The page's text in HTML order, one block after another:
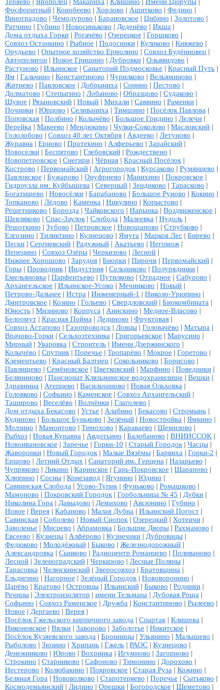
Теряево Ярополец Макариха Клишино Имени Цюрупы
Фосфоритный | Конобеево | Хорлово | Ашитково | Федино |
Виноградово | Чемодурово | Барановское | Цибино | Золотово |
Ратчино | Губино | Новосиньково | Деденёво | Икша |
Дома отдыха Горки | Рогачёво | Озерецкое | Горшково |
Совхоз Останкино | Рыбное | Подосинки | Куликово | Княжево |
Орудьево | Опытное хозяйство Ермолино | Совхоз Будённовец |
Автополигон | Новое Гришино | Дубровки | Ольявидово |
Растуново | Ильинское | Санаторий Подмосковье | Красный Путь |
Ям | Гальчино | Константиново | Чурилково | Вельяминово |
Житнево | Павловское | Добрыниха | Сонино | Пестово |
Долматово | Степыгино | Лобаново | Образцово | Судаково |
Шувое | Рязановский | Новый | Михали | Саввино | Раменки |
Починки | Юрцово | Селиваниха | Тимшино | Посёлок Павлова |
Поповская | Полбино | Колычёво | Большое Гридино | Лелечи |
Верейка | Макеево | Мендюкино | Чулки-Соколово | Масловский |
Гололобово | Совхоз 40 лет Октября | Авдеево | Летуново |
Журавна | Ерново | Протекино | Алферьево | Зарайский |
Новоселки | Беспятово | Глебовский | Рождествено |
Новопетровское | Снегири | Чёрная | Красный Посёлок|
Кострово | Первомайский | Агрогородок| Курсаково | Румянцево |
Павловское | Бужарово | Онуфриево | Манихино | Покровское |
Гидроузла им. Куйбышева | Северный | Зендиково | Тарасково |
Богатищево | Новосёлки | Барабаново | Большое Руново | Кокино |
Топканово | Лёдово | Каменка | Никулино | Корыстово |
Решетниково | Борозда | Чайковского | Нарынка | Воздвиженское |
Шевляково | Спас-Заулок| Слобода | Малеевка | Нудоль |
Решоткино | Зубово | Петровское | Новощапово | Струбково |
Елгозино | Тиликтино | Кузнецово | Ямуга | Марков Лес | Бирево |
Пески | Сергиевский | Радужный | Акатьево | Негомож|
Непецино | Совхоз Озёры | Черкизово | Лесной |
Нижнее Хорошово | Зарудня | Биорки | Пирочи | Первомайский |
Горы | Проводник| Индустрия | Сельниково | Полурядинки |
Емельяновка | Парфентьево | Путилково | Отрадное | Сабурово |
Архангельское | Ильинское-Усово | Мечниково | Новый |
Петрово-Дальнее | Истра | Инженерный-1 | Николо-Урюпино |
Дмитровское | Козино | Гольево | Свердловский | Биокомбината |
Юность | Мизиново | Корпуса | Анискино | Медное-Власово |
Белоомут | Красная Пойма | Дединово | Фруктовая |
Совхоз Астапово | Газопроводск| Ловцы | Головачёво | Матыра |
Врачово-Горки | Сельхозтехника | Григорьевское | Марусино |
Мирный | Уваровка | Строитель | Имени Дзержинского |
Колычёво | Спутник| Поречье | Тропарёво | Мокрое | Горетово |
Клементьево | Красный Балтиец | Сокольниково | Борисово |
Павлищево | Семёновское | Цветковский | Марфино | Поведники |
Беляниново | Пансионат Клязьминское водохранилище | Вешки |
Здравница | Атепцево | Васильчиново | Новая Ольховка |
Головково | Софьино | Каменское | Совхоз Архангельский |
Таширово | Веселёво | Волчёнки | Глаголево |
Дом отдыха Бекасово | Устье | Алабино | Бекасово | Стромынь |
Кудиново | Большое Буньково | Зелёный | Новостройка | Ямкино |
Молзино | Мамонтово | Тимохово | Караваево | Щемилово |
Рыбхоз | Новая Купавна | Авдотьино | Балобаново | ВНИИССОК |
Новоивановское | Заречье | Горки-10 | Старый Городок| Часцы |
Жаворонки | Новый Городок| Малые Вязёмы | Барвиха | Горки-2 |
Ершово | Летний Отдых | Санаторий им. Герцена | Назарьево |
Чупряково | Ликино | Каринское | Гарь-Покровское | Шарапово |
Хлюпино | Сосны | Конезавод | Ягунино | Юдино |
Саввинская Слобода | Усово-Тупик| Фуньково | Ромашково |
Мамоново | Покровский Городок| Горбольница № 45 | Дубки |
Николина Гора | Давыдово | Демихово | Авсюнино | Губино |
Новое | Верея | Кабаново | Малая Дубна | Ильинский Погост |
Савинская | Соболево | Новый Снопок| Озерецкий | Хотеичи |
Заволенье | Мисцево | Абрамовка | Большие Дворы | Рахманово |
Евсеево | Кузнецы | Алфёрово | Кузнечики | Дубровицы |
Федюково | Молодёжный | Быково | Железнодорожный |
Александровка | Сынково | Радиоцентр Романцево | Поливаново |
Лесной | Зеленоградский | Черкизово | Лесные Поляны |
Тарасовка | Челюскинский | Зверосовхоз | Братовщина |
Ельдигино | Нагорное | Зелёный Городок| Нововоронино |
Царёво | Кратово | Островцы | Ильинский | Быково | Родники |
Речицы | Электроизолятор | имени Тельмана | Дубовая Роща |
Софьино | Совхоз Раменское | Дружба | Константиново | Рылеево |
Новое | Дергаево | Верея |
Посёлок Гжельского кирпичного завода | Спартак| Клишева |
Никоновское | Вялки | Заворово | Заболотье | Никитское |
Посёлок Кузяевского завода | Бронницы | Ульянино | Малышево |
Рыболово | Зюзино | Хрипань | Гжель | РАОС | Кузнецово |
Денежниково | Юрово | Вохринка | Игумново | Загорново |
Строкино | Старниково | Сафоново | Тимонино | Дорохово |
Нестерово | Колюбакино | Покровское | Старая Руза | Кожино |
Беляная Гора | Нововолково | Старотеряево | Поречье | Сытьково |
Космодемьянский | Лидино | Орешки | Богородское | Шеметово |